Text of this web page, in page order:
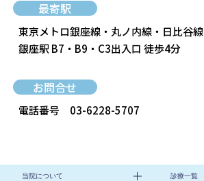
最寄駅
東京メトロ銀座線・丸ノ内線・日比谷線
銀座駅 B7・B9・C3出入口 徒歩4分
お問合せ
電話番号 03-6228-5707
当院について 診療一覧